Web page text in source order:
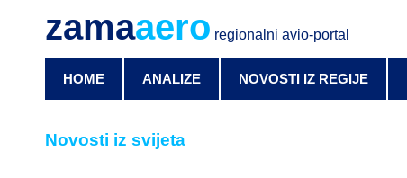
zamaaero regionalni avio-portal
HOME ANALIZE NOVOSTI IZ REGIJE
Novosti iz svijeta